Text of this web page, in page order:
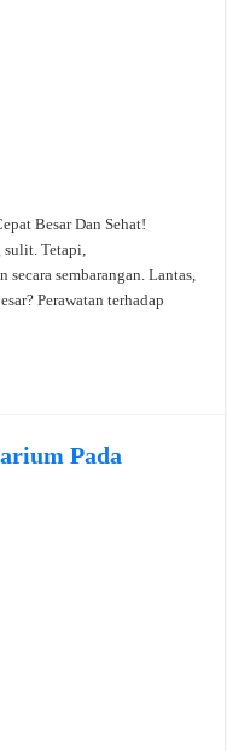
Besar Dan Sehat!
sulit. Tetapi,
sembarangan. Lantas,
Perawatan terhadap
Pada